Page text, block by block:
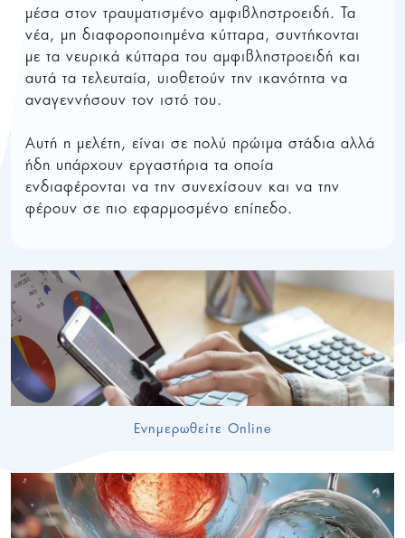
Ενημερωθείτε Online
μέσα στον τραυματισμένο αμφιβληστροειδή. Τα
νέα, μη διαφοροποιημένα κύτταρα, συντήκονται
με τα νευρικά κύτταρα του αμφιβληστροειδή και
αυτά τα τελευταία, υιοθετούν την ικανότητα να
αναγεννήσουν τον ιστό του.
Αυτή η μελέτη, είναι σε πολύ πρώιμα στάδια αλλά
ήδη υπάρχουν εργαστήρια τα οποία
ενδιαφέρονται να την συνεχίσουν και να την
φέρουν σε πιο εφαρμοσμένο επίπεδο.